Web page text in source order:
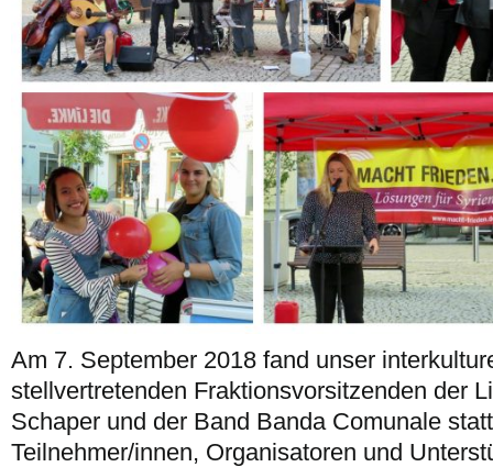
Am 7. September 2018 fand unser
stellvertretenden Fraktionsvorsitzenden der
Schaper und der Band Banda Comunale
Teilnehmer/innen, Organisatoren und